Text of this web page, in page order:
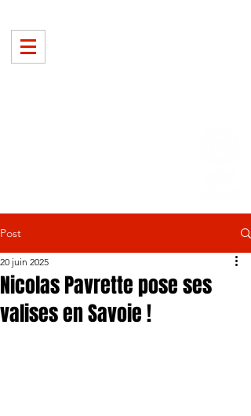
Post
Nicolas Pavrette pose ses
valises en Savoie !
20 juin 2025